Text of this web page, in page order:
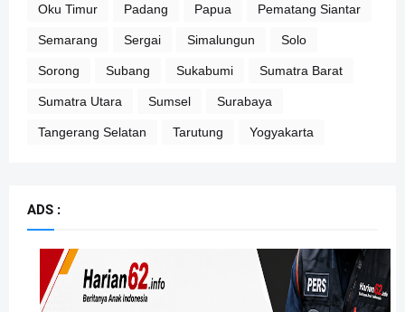
Oku Timur Padang Papua Pematang Siantar
Semarang Sergai Simalungun Solo
Sorong Subang Sukabumi Sumatra Barat
Sumatra Utara Sumsel Surabaya
Tangerang Selatan Tarutung Yogyakarta
ADS :